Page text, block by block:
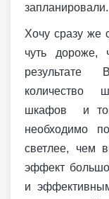
запланировали.
Хочу сразу же
чуть дороже,
результате
количество
шкафов и
необходимо
светлее, чем
эффект
и